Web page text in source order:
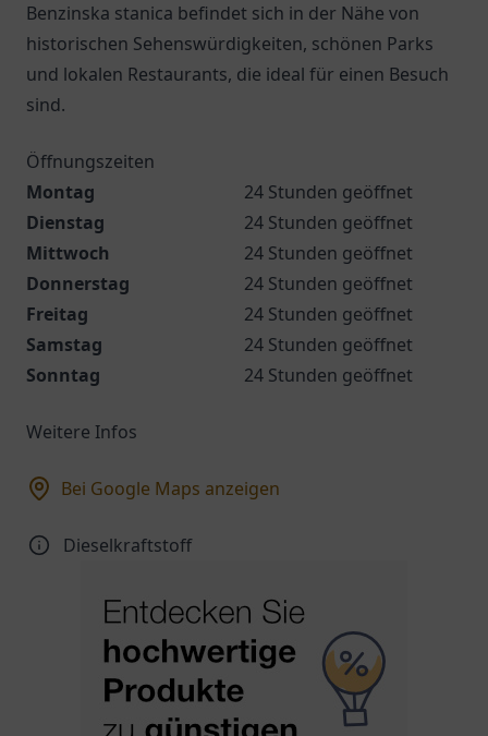
Benzinska stanica befindet sich in der Nähe von
historischen Sehenswürdigkeiten, schönen Parks
und lokalen Restaurants, die ideal für einen Besuch
sind.
Öffnungszeiten
Montag
24 Stunden geöffnet
Dienstag
24 Stunden geöffnet
Mittwoch
24 Stunden geöffnet
Donnerstag
24 Stunden geöffnet
Freitag
24 Stunden geöffnet
Samstag
24 Stunden geöffnet
Sonntag
24 Stunden geöffnet
Weitere Infos
Bei Google Maps anzeigen
Dieselkraftstoff